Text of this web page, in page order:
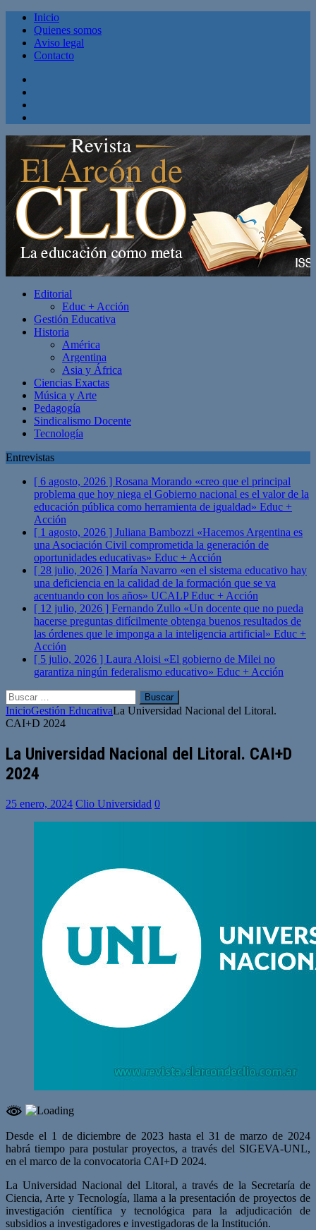
Inicio
Quienes somos
Aviso legal
Contacto
Editorial
Educ + Acción
Gestión Educativa
Historia
América
Argentina
Asia y África
Ciencias Exactas
Música y Arte
Pedagogía
Sindicalismo Docente
Tecnología
Entrevistas
[ 6 agosto, 2026 ] Rosana Morando «creo que el principal
problema que hoy niega el Gobierno nacional es el valor de la
educación pública como herramienta de igualdad» Educ +
Acción
[ 1 agosto, 2026 ] Juliana Bambozzi «Hacemos Argentina es
una Asociación Civil comprometida la generación de
oportunidades educativas» Educ + Acción
[ 28 julio, 2026 ] María Navarro «en el sistema educativo hay
una deficiencia en la calidad de la formación que se va
acentuando con los años» UCALPEduc + Acción
[ 12 julio, 2026 ] Fernando Zullo «Un docente que no pueda
hacerse preguntas difícilmente obtenga buenos resultados de
las órdenes que le imponga a la inteligencia artificial» Educ +
Acción
[ 5 julio, 2026 ] Laura Aloisi «El gobierno de Milei no
garantiza ningún federalismo educativo» Educ + Acción
Buscar:
InicioGestión EducativaLa Universidad Nacional del Litoral.
CAI+D 2024
La Universidad Nacional del Litoral. CAI+D
2024
25 enero, 2024 Clio Universidad 0
Desde el 1 de diciembre de 2023 hasta el 31 de marzo de 2024
habrá tiempo para postular proyectos, a través del SIGEVA-UNL,
en el marco de la convocatoria CAI+D 2024.
La Universidad Nacional del Litoral, a través de la Secretaría de
Ciencia, Arte y Tecnología, llama a la presentación de proyectos de
investigación científica y tecnológica para la adjudicación de
subsidios a investigadores e investigadoras de la Institución.